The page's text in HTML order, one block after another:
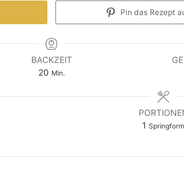
Pin das Rezept
BACKZEIT
20 Min.
1 Springform